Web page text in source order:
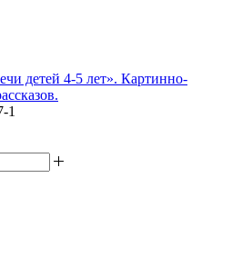
детей 4-5 лет». Картинно-
1